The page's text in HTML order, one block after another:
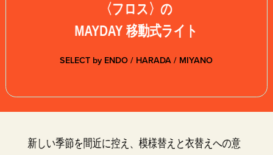
〈フロス〉の
MAYDAY 移動式ライト
SELECT by ENDO / HARADA / MIYANO
新しい季節を間近に控え、模様替えと衣替えへの意
B印マーケットの食専門市場！